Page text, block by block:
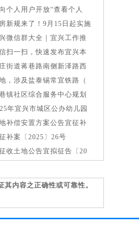
个人用户开放“查看个人
新规来了！9月15日起实施
微信群大全｜宜兴工作推
扫一扫，快速发布宜兴本
街道蒋巷路南侧新泽路西
，涉及盐泰锡常宜铁路（
镇社区综合服务中心规划
年宜兴市城区公办幼儿园
补偿安置方案公告宜征补
补案〔2025〕26号
收土地公告宜拟征告〔20
内容之正确性或可靠性。